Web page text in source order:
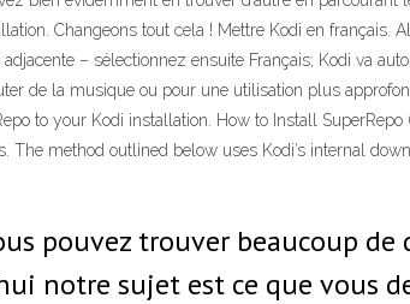
Changeons tout cela ! Mettre Kodi en
– sélectionnez ensuite Français; Kodi va
de la musique ou pour une utilisation plus
to your Kodi installation. How to Install
The method outlined below uses Kodi’s internal
pouvez trouver beaucoup
notre sujet est ce que vous